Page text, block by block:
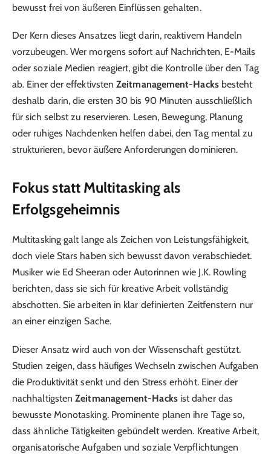
bewusst frei von äußeren Einflüssen gehalten.
Der Kern dieses Ansatzes liegt darin, reaktivem Handeln
vorzubeugen. Wer morgens sofort auf Nachrichten, E-Mails
oder soziale Medien reagiert, gibt die Kontrolle über den Tag
ab. Einer der effektivstenZeitmanagement-Hacksbesteht
deshalb darin, die ersten 30 bis 90 Minuten ausschließlich
für sich selbst zu reservieren. Lesen, Bewegung, Planung
oder ruhiges Nachdenken helfen dabei, den Tag mental zu
strukturieren, bevor äußere Anforderungen dominieren.
Fokus statt Multitasking als
Erfolgsgeheimnis
Multitasking galt lange als Zeichen von Leistungsfähigkeit,
doch viele Stars haben sich bewusst davon verabschiedet.
Musiker wie Ed Sheeran oder Autorinnen wie J.K. Rowling
berichten, dass sie sich für kreative Arbeit vollständig
abschotten. Sie arbeiten in klar definierten Zeitfenstern nur
an einer einzigen Sache.
Dieser Ansatz wird auch von der Wissenschaft gestützt.
Studien zeigen, dass häufiges Wechseln zwischen Aufgaben
die Produktivität senkt und den Stress erhöht. Einer der
nachhaltigstenZeitmanagement-Hacksist daher das
bewusste Monotasking. Prominente planen ihre Tage so,
dass ähnliche Tätigkeiten gebündelt werden. Kreative Arbeit,
organisatorische Aufgaben und soziale Verpflichtungen